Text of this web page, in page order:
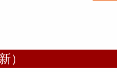
）